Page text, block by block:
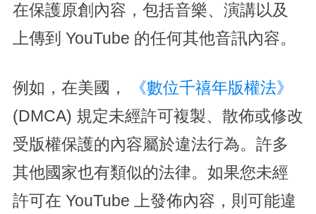
在保護原創內容，包括音樂、演講以及
上傳到 YouTube 的任何其他音訊內容。
例如，在美國，
《數位千禧年版權法》
(DMCA) 規定未經許可複製、散佈或修改
受版權保護的內容屬於違法行為。許多
其他國家也有類似的法律。如果您未經
許可在 YouTube 上發佈內容，則可能違